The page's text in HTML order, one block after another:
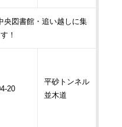
央図書館・追い越しに集
！
20
平砂トンネル
並木道